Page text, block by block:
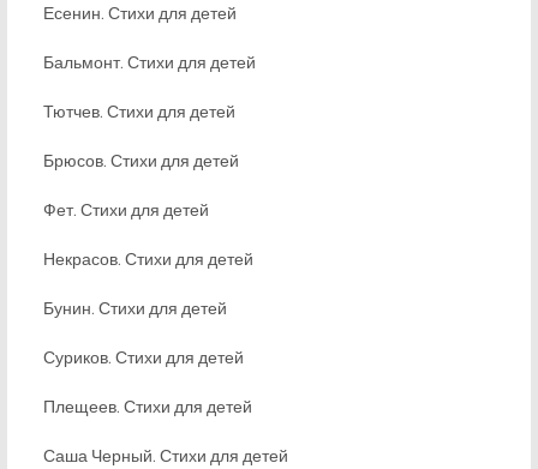
Есенин. Стихи для детей
Бальмонт. Стихи для детей
Тютчев. Стихи для детей
Брюсов. Стихи для детей
Фет. Стихи для детей
Некрасов. Стихи для детей
Бунин. Стихи для детей
Суриков. Стихи для детей
Плещеев. Стихи для детей
Саша Черный. Стихи для детей